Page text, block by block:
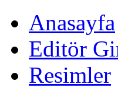
Anasayfa
Editör
Resimler